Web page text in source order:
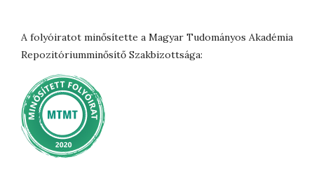
A folyóiratot minősítette a Magyar Tudományos Akadémia
Repozitóriumminősítő Szakbizottsága: